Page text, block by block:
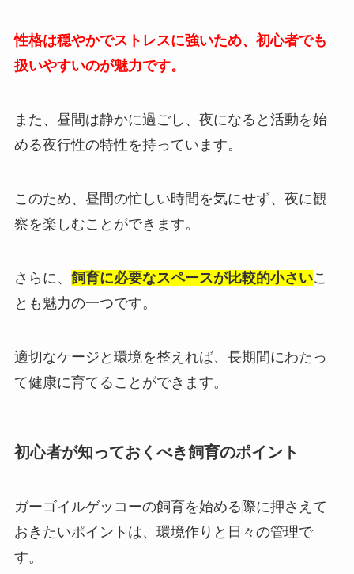
性格は穏やかでストレスに強いため、初心者でも
扱いやすいのが魅力です。
また、昼間は静かに過ごし、夜になると活動を始
める夜行性の特性を持っています。
このため、昼間の忙しい時間を気にせず、夜に観
察を楽しむことができます。
さらに、 飼育に必要なスペースが比較的小さいこ
とも魅力の一つです。
適切なケージと環境を整えれば、長期間にわたっ
て健康に育てることができます。
初心者が知っておくべき飼育のポイント
ガーゴイルゲッコーの飼育を始める際に押さえて
おきたいポイントは、環境作りと日々の管理で
す。